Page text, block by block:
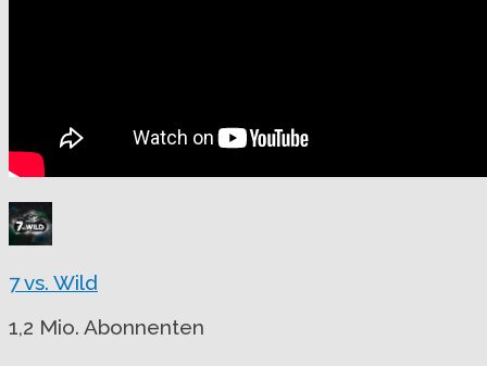
7 vs. Wild
1,2 Mio. Abonnenten